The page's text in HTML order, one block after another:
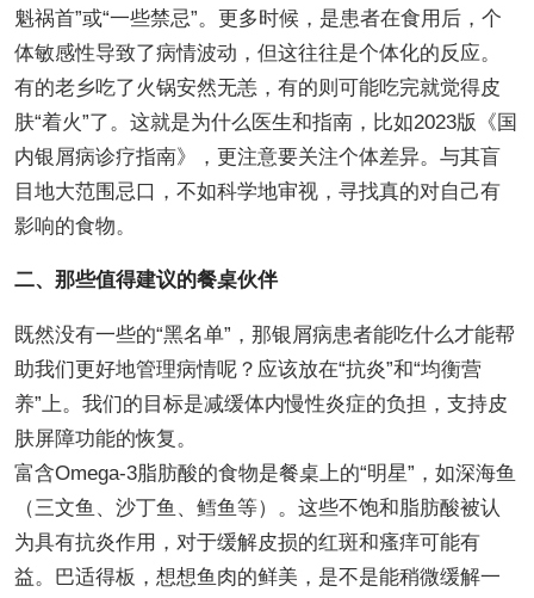
魁祸首”或“一些禁忌”。更多时候，是患者在食用后，个
体敏感性导致了病情波动，但这往往是个体化的反应。
有的老乡吃了火锅安然无恙，有的则可能吃完就觉得皮
肤“着火”了。这就是为什么医生和指南，比如2023版《国
内银屑病诊疗指南》，更注意要关注个体差异。与其盲
目地大范围忌口，不如科学地审视，寻找真的对自己有
影响的食物。
二、那些值得建议的餐桌伙伴
既然没有一些的“黑名单”，那银屑病患者能吃什么才能帮
助我们更好地管理病情呢？应该放在“抗炎”和“均衡营
养”上。我们的目标是减缓体内慢性炎症的负担，支持皮
肤屏障功能的恢复。
富含Omega-3脂肪酸的食物是餐桌上的“明星”，如深海鱼
（三文鱼、沙丁鱼、鳕鱼等）。这些不饱和脂肪酸被认
为具有抗炎作用，对于缓解皮损的红斑和瘙痒可能有
益。巴适得板，想想鱼肉的鲜美，是不是能稍微缓解一